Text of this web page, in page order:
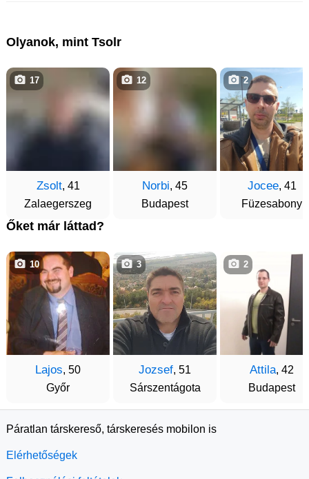
Olyanok, mint Tsolr
Zsolt, 41
Zalaegerszeg
17
Norbi, 45
Budapest
12
Jocee, 41
Füzesabony
2
Őket már láttad?
Lajos, 50
Győr
10
Jozsef, 51
Sárszentágota
3
Attila, 42
Budapest
2
Páratlan társkereső, társkeresés mobilon is
Elérhetőségek